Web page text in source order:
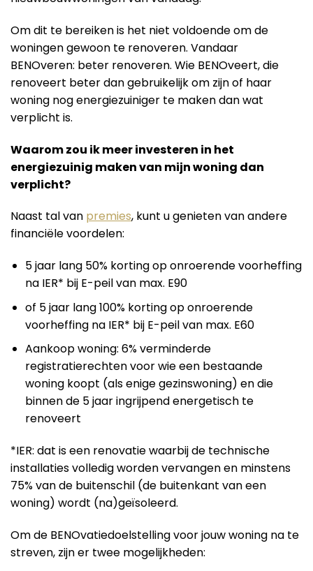
Om dit te bereiken is het niet voldoende om de
woningen gewoon te renoveren. Vandaar
BENOveren: beter renoveren. Wie BENOveert, die
renoveert beter dan gebruikelijk om zijn of haar
woning nog energiezuiniger te maken dan wat
verplicht is.
Waarom zou ik meer investeren in het
energiezuinig maken van mijn woning dan
verplicht?
Naast tal van premies, kunt u genieten van andere
financiële voordelen:
5 jaar lang 50% korting op onroerende voorheffing
na IER* bij E-peil van max. E90
of 5 jaar lang 100% korting op onroerende
voorheffing na IER* bij E-peil van max. E60
Aankoop woning: 6% verminderde
registratierechten voor wie een bestaande
woning koopt (als enige gezinswoning) en die
binnen de 5 jaar ingrijpend energetisch te
renoveert
*IER: dat is een renovatie waarbij de technische
installaties volledig worden vervangen en minstens
75% van de buitenschil (de buitenkant van een
woning) wordt (na)geïsoleerd.
Om de BENOvatiedoelstelling voor jouw woning na te
streven, zijn er twee mogelijkheden: